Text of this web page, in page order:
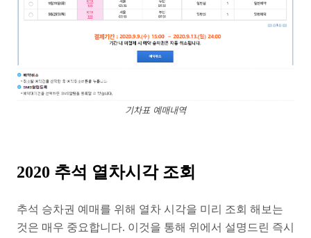
기차표 예매내역
2020 추석 열차시각 조회
추석 승차권 예매를 위해 열차 시각을 미리 조회 해보는
것은 매우 중요합니다. 이것을 통해 위에서 설명드린 즉시